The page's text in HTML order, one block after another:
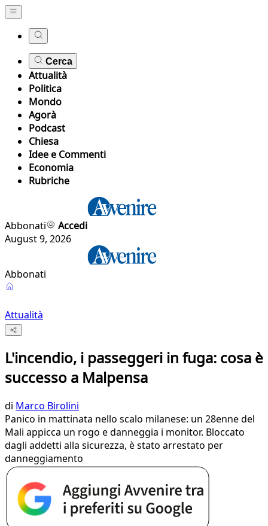
Cerca
Attualità
Politica
Mondo
Agorà
Podcast
Chiesa
Idee e Commenti
Economia
Rubriche
Abbonati
Accedi
August 9, 2026
Abbonati
Attualità
L'incendio, i passeggeri in fuga: cosa è
successo a Malpensa
di Marco Birolini
Panico in mattinata nello scalo milanese: un 28enne del
Mali appicca un rogo e danneggia i monitor. Bloccato
dagli addetti alla sicurezza, è stato arrestato per
danneggiamento